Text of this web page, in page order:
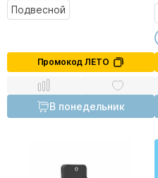
Подвесной
Промокод ЛЕТО
В понедельник